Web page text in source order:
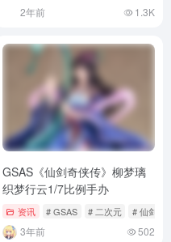
2年前 1.3K
# pc
GSAS《仙剑奇侠传》柳梦璃
织梦行云1/7比例手办
资讯 # GSAS # 二次元 # 仙剑奇
3年前 502